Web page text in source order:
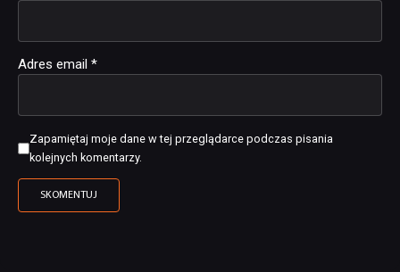
Adres email *
Zapamiętaj moje dane w tej przeglądarce podczas pisania
kolejnych komentarzy.